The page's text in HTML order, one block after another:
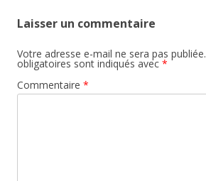
Laisser un commentaire
Votre adresse e-mail ne sera pas publiée.
obligatoires sont indiqués avec *
Commentaire *